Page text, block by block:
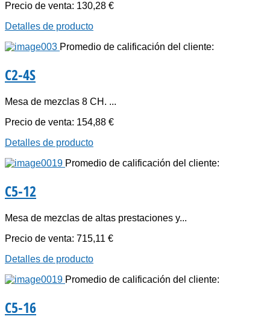
Precio de venta: 130,28 €
Detalles de producto
Promedio de calificación del cliente:
C2-4S
Mesa de mezclas 8 CH. ...
Precio de venta: 154,88 €
Detalles de producto
Promedio de calificación del cliente:
C5-12
Mesa de mezclas de altas prestaciones y...
Precio de venta: 715,11 €
Detalles de producto
Promedio de calificación del cliente:
C5-16